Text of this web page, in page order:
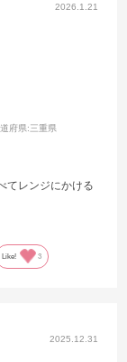
2026.1.21
府県:三重県
てレンジにかける
Like! 3
2025.12.31